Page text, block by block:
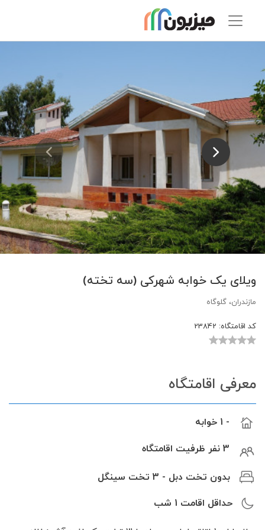
ویلای یک خوابه شهرکی (سه تخته)
مازندران، گلوگاه
کد اقامتگاه:
معرفی اقامتگاه
- 1 خوابه
3 نفر ظرفیت اقامتگاه
بدون تخت دبل - 3 تخت سینگل
حداقل اقامت 1 شب